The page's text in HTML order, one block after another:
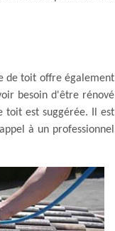
de toit offre également
besoin d'être rénové
toit est suggérée. Il est
à un professionnel